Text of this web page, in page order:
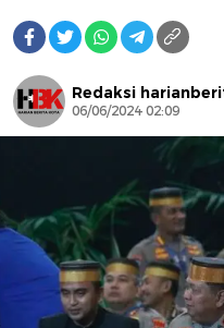
AFN
Redaksi
06/06/2024 02:09